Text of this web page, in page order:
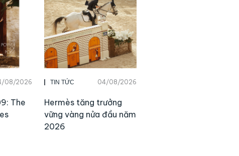
08/2026
The
TIN TỨC 04/08/2026
Hermès tăng trưởng
vững vàng nửa đầu năm
2026